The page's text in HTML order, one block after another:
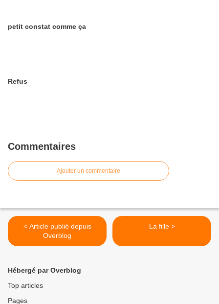
petit constat comme ça
Refus
Commentaires
Ajouter un commentaire
< Article publié depuis
Overblog
La fille >
Hébergé par Overblog
Top articles
Pages